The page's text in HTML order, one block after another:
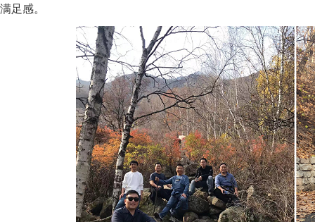
满足感。